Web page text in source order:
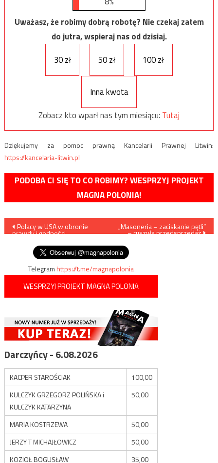
Uważasz, że robimy dobrą robotę? Nie czekaj zatem
do jutra, wspieraj nas od dzisiaj.
30 zł
50 zł 100 zł
Inna kwota
Zobacz kto wparł nas tym miesiącu: Tutaj
Dziękujemy za pomoc prawną Kancelarii Prawnej Litwin:
https://kancelaria-litwin.pl
PODOBA CI SIĘ TO CO ROBIMY? WESPRZYJ PROJEKT
MAGNA POLONIA!
Nawigacja
wpisu
Polacy w USA w obronie
prawdy i godności
„Masoneria – zaciskanie pętli”
– ruszyła przedsprzedaż
Telegramhttps://t.me/magnapolonia
WESPRZYJ PROJEKT MAGNA POLONIA
Darczyńcy - 6.08.2026
KACPER STAROŚCIAK
100,00
KULCZYK GRZEGORZ POLIŃSKA i
KULCZYK KATARZYNA
50,00
MARIA KOSTRZEWA
50,00
JERZY T MICHAJŁOWICZ
50,00
KOZIOŁ BOGUSŁAW
35,00